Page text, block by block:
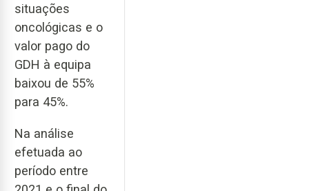
situações
oncológicas e o
valor pago do
GDH à equipa
baixou de 55%
para 45%.
Na análise
efetuada ao
período entre